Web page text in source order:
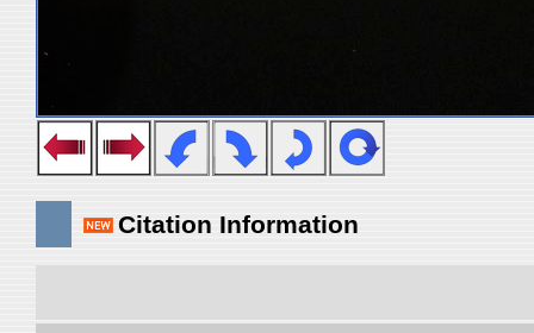
Citation Information